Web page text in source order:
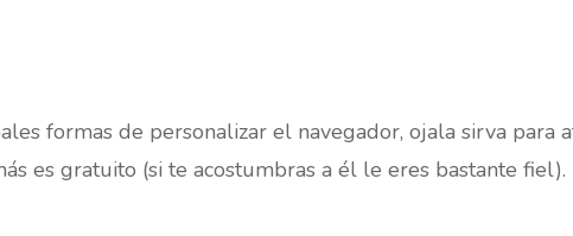
formas de personalizar el navegador, ojala sirva para
es gratuito (si te acostumbras a él le eres bastante fiel).